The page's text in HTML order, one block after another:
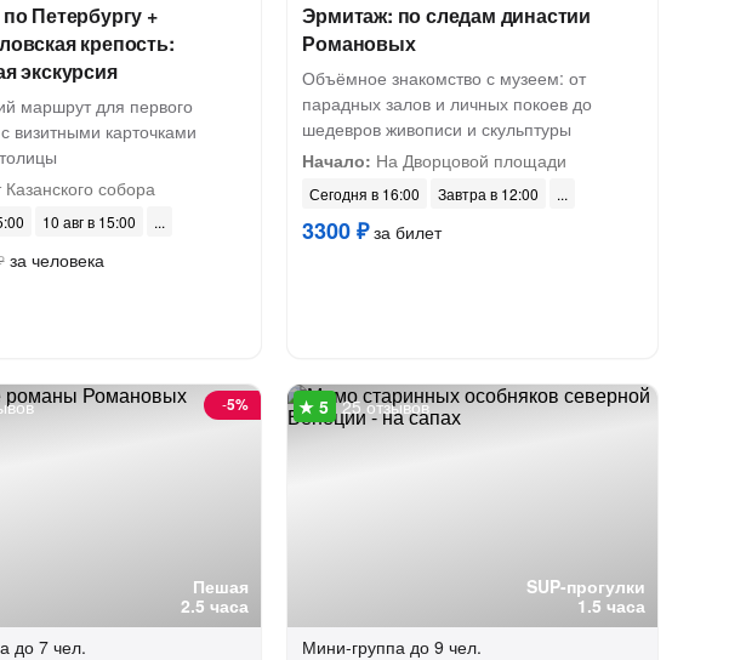
Петербургу +
крепость:
экскурсия
маршрут для первого
визитными карточками
собора
10 авг в 15:00
за человека
Эрмитаж: по следам династии
Романовых
Объёмное знакомство с музеем: от
парадных залов и личных покоев до
шедевров живописи и скульптуры
Начало: На Дворцовой площади
Сегодня в 16:00 Завтра в 12:00
3300 ₽за билет
Пешая
2.5 часа
-5%
до 7 чел.
SUP-прогулки
1.5 часа
25 отзывов
Мини-группа до 9 чел.